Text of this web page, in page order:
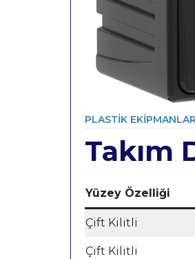
PLASTIK
Category
Takım
Yüzey Özelliği
Çift Kilitli
Çift Kilitli